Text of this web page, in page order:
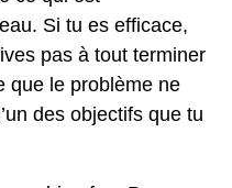
Si tu es efficace,
pas à tout terminer
que le problème ne
des objectifs que tu